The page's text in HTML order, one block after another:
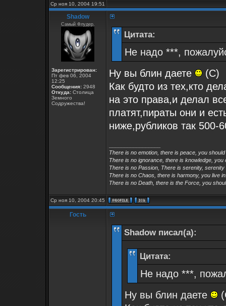
Ср ноя 10, 2004 19:51
Shadow
Самый Флудер.
Зарегистрирован:
Пт фев 06, 2004
12:25
Сообщения: 2948
Откуда: Столица
Земного
Содружества!
Цитата:
Не надо ***,
Ну вы блин даете
(С)
Как будто из тех,кто
на это права,и делал
платят,пираты они и
ниже,рубликов так 500-
There is no emotion, there is peace, you
There is no ignorance, there is knowledge, you
There is no Passion, There is serenity, serenity
There is no Chaos, there is harmony, you live
There is no Death, there is the Force, you
Ср ноя 10, 2004 20:45
Гость
Shadow писал(а):
Цитата:
Не надо ***,
Ну вы блин даете